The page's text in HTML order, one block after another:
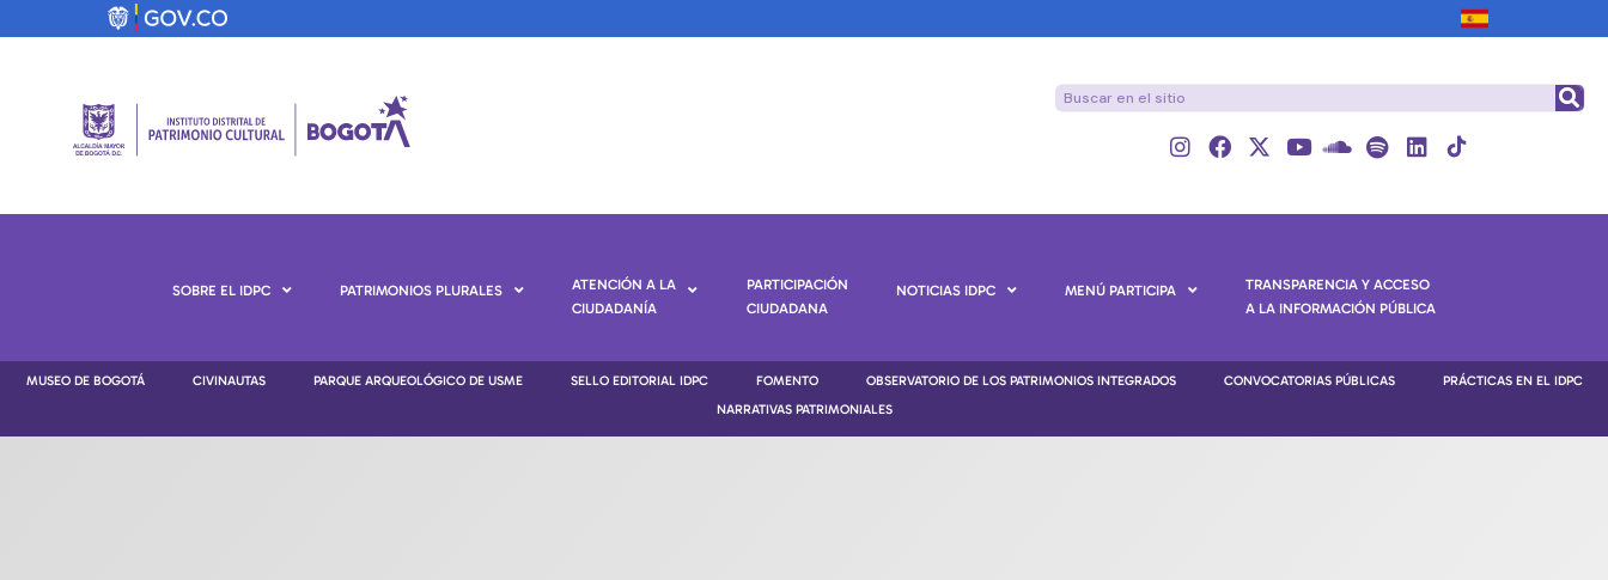
SOBRE EL IDPC PATRIMONIOS PLURALES
ATENCIÓN A LA
CIUDADANÍA
PARTICIPACIÓN
CIUDADANA
NOTICIAS IDPC MENÚ PARTICIPA
TRANSPARENCIA Y ACCESO
A LA INFORMACIÓN PÚBLICA
MUSEO DE BOGOTÁ CIVINAUTAS PARQUE ARQUEOLÓGICO DE USME SELLO EDITORIAL IDPC FOMENTO OBSERVATORIO DE LOS PATRIMONIOS INTEGRADOS CONVOCATORIAS PÚBLICAS
PRÁCTICAS EN EL IDPC
NARRATIVAS PATRIMONIALES